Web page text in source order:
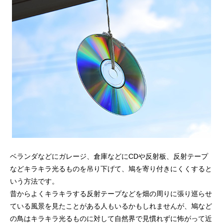
ベランダなどにガレージ、倉庫などにCDや反射板、反射テープ
などキラキラ光るものを吊り下げて、鳩を寄り付きにくくすると
いう方法です。
昔からよくキラキラする反射テープなどを畑の周りに張り巡らせ
ている風景を見たことがある人もいるかもしれませんが、鳩など
の鳥はキラキラ光るものに対して自然界で見慣れずに怖がって近